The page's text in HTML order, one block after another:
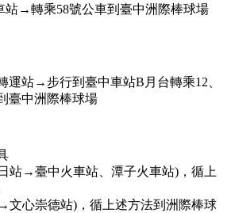
站→轉乘58號公車到臺中洲際棒球場
運站→步行到臺中車站B月台轉乘12、
臺中洲際棒球場
站→臺中火車站、潭子火車站)，循上
文心崇德站)，循上述方法到洲際棒球